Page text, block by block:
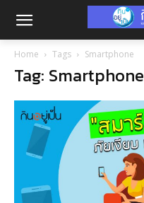
Home Tags Smartphone
Tag: Smartphone